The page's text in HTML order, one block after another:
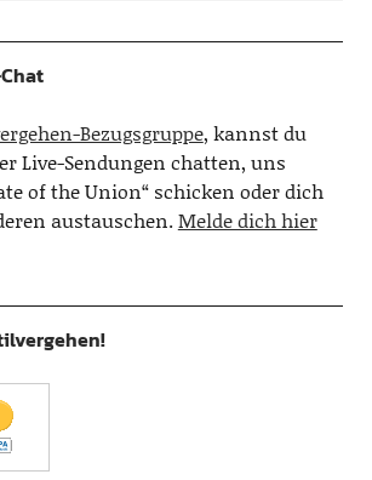
Bezugsgruppe, kannst du
Live-Sendungen chatten, uns
of the Union“ schicken oder dich
austauschen.Melde dich hier